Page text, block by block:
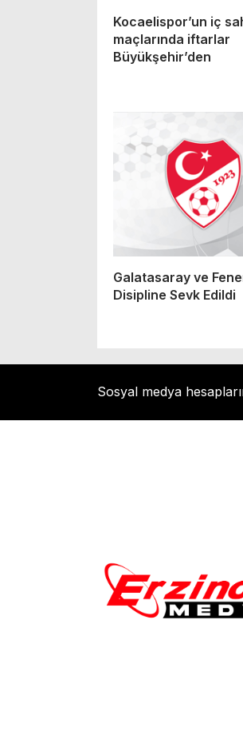
Kocaelispor’un iç
maçlarında iftarlar
Büyükşehir’den
Galatasaray ve
Disipline Sevk Edildi
Sosyal medya